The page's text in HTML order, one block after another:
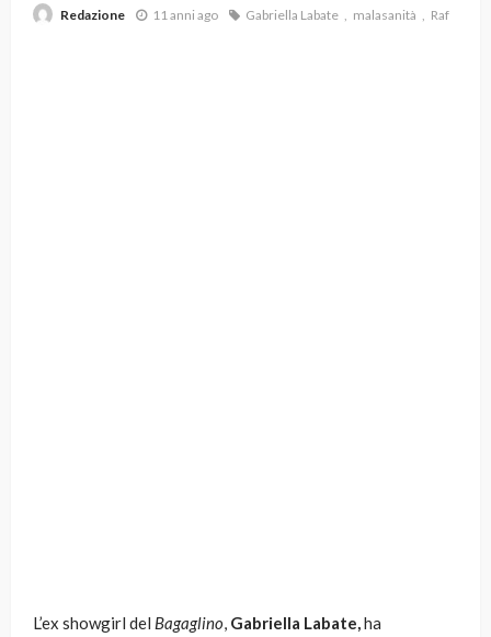
Redazione 11 anni ago Gabriella Labate malasanità Raf
L’ex showgirl del Bagaglino, Gabriella Labate,ha